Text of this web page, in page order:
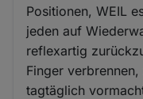
Positionen, WEIL
jeden auf
reflexartig
Finger
tagtäglich